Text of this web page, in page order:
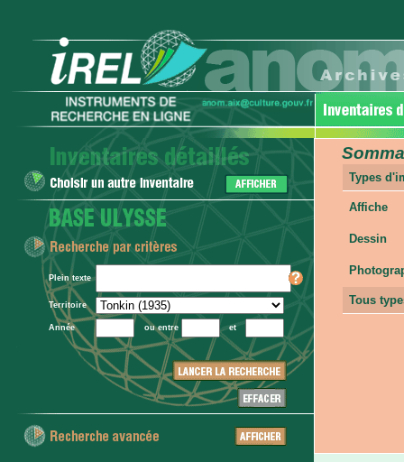
Plein texte
Territoire
Année ou entre et
Types
Affiche
Dessin
Tous